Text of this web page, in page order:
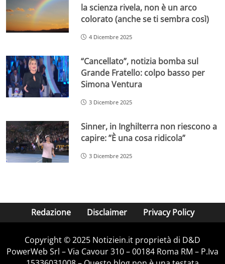
la scienza rivela, non è un arco
colorato (anche se ti sembra così)
4 Dicembre 2025
“Cancellato”, notizia bomba sul
Grande Fratello: colpo basso per
Simona Ventura
3 Dicembre 2025
Sinner, in Inghilterra non riescono a
capire: ”È una cosa ridicola”
3 Dicembre 2025
Redazione Disclaimer Privacy Policy
Copyright © 2025 Notiziein.it proprietà di D&D
PowerWeb Srl – Via Cavour 310 – 00184 Roma RM – P.Iva